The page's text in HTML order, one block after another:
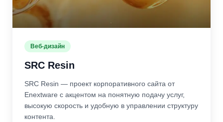
Веб-дизайн
SRC Resin
SRC Resin — проект корпоративного сайта от
Enextware с акцентом на понятную подачу услуг,
высокую скорость и удобную в управлении структуру
контента.